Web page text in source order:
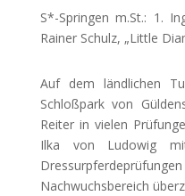
S*-Springen m.St.: 1.
Rainer Schulz, „Little
Auf dem ländlichen
Schloßpark von
Reiter in vielen
Ilka von Ludowig
Nachwuchsbereich